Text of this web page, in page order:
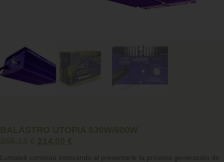
BALASTRO UTOPIA 630W/600W
214,50 €
Lumatek continúa innovando al presentarle la próxima generación de